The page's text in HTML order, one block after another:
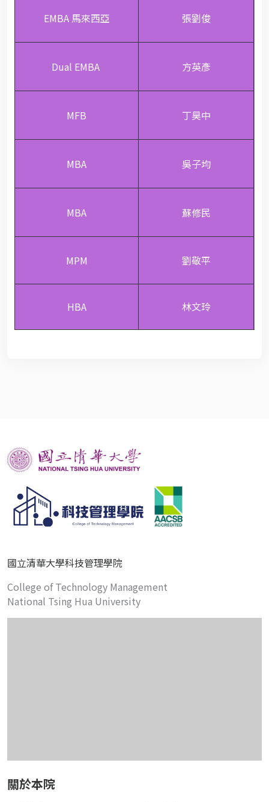
EMBA 馬來西亞 張劉俊
Dual EMBA 方英彥
MFB 丁昊中
MBA 吳子均
MBA 蘇修民
MPM 劉敬平
HBA 林文玲
國立清華大學科技管理學院
College of Technology Management
National Tsing Hua University
關於本院